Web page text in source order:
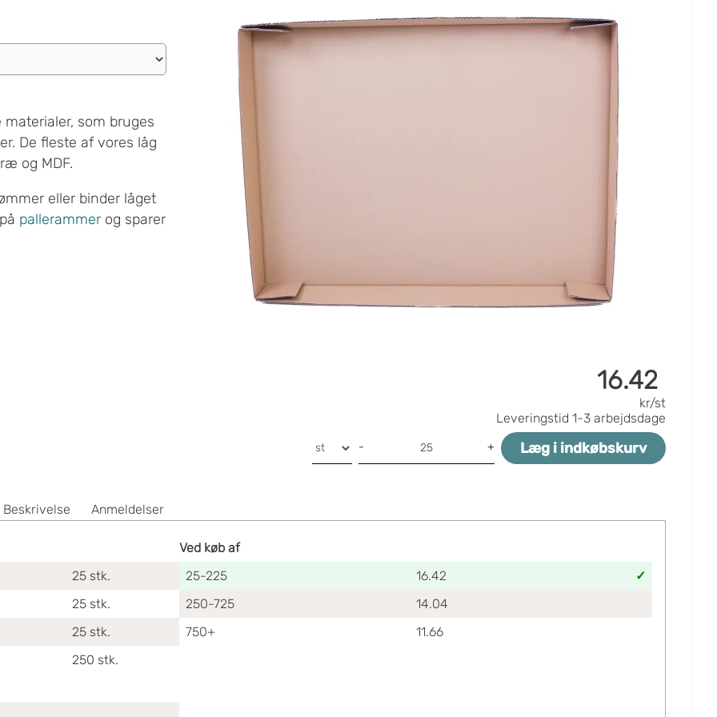
som bruges
De fleste af vores låg
og MDF.
eller binder låget
pallerammer og sparer
16.42
kr/st
Leveringstid 1-3 arbejdsdage
- + Læg i indkøbskurv
Beskrivelse Anmeldelser
25 stk.
25 stk.
25 stk.
250 stk.
Ved køb af
25-225
16.42
250-725
14.04
750+
11.66